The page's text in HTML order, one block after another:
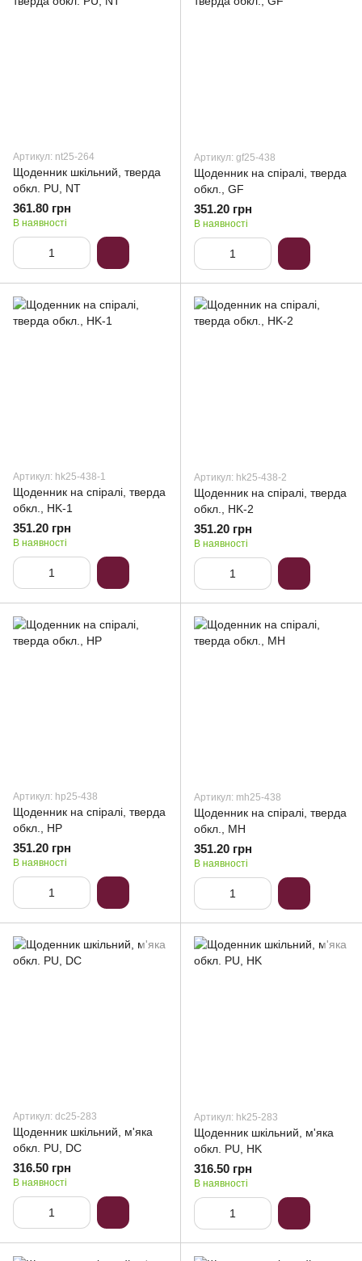
Артикул: nt25-264
Щоденник шкільний, тверда
обкл. PU, NT
361.80 грн
В наявності
Артикул: gf25-438
Щоденник на спіралі, тверда
обкл., GF
351.20 грн
В наявності
Артикул: hk25-438-1
Щоденник на спіралі, тверда
обкл., HK-1
351.20 грн
В наявності
Артикул: hk25-438-2
Щоденник на спіралі, тверда
обкл., HK-2
351.20 грн
В наявності
Артикул: hp25-438
Щоденник на спіралі, тверда
обкл., HP
351.20 грн
В наявності
Артикул: mh25-438
Щоденник на спіралі, тверда
обкл., MH
351.20 грн
В наявності
Артикул: dc25-283
Щоденник шкільний, м'яка
обкл. PU, DC
316.50 грн
В наявності
Артикул: hk25-283
Щоденник шкільний, м'яка
обкл. PU, HK
316.50 грн
В наявності